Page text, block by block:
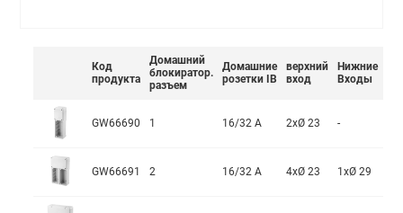
Код
продукта
Домашний
блокиратор.
разъем
Домашние
розетки IB
верхний
вход
Нижние
Входы
GW66690 1 16/32 A 2xØ 23 -
GW66691 2 16/32 A 4xØ 23 1xØ 29